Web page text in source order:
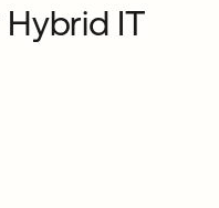
IT
geöffnet